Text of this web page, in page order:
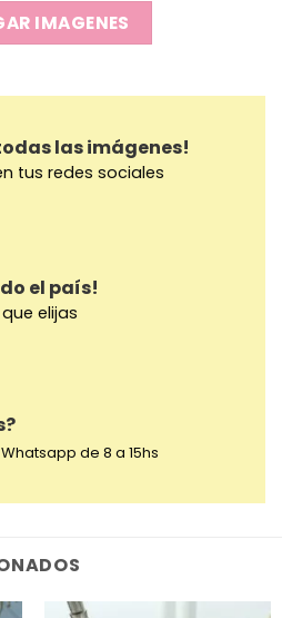
IMAGENES
las imágenes!
tus redes sociales
el país!
elijas
de 8 a 15hs